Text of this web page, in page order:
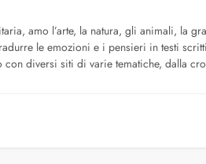
amo l’arte, la natura, gli animali, la
le emozioni e i pensieri in testi
diversi siti di varie tematiche, dalla